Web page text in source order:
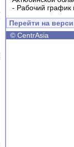
- Рабочий график
Перейти на
© CentrAsia